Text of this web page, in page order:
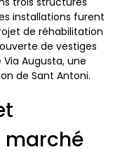
installations furent
de réhabilitation
de vestiges
Augusta, une
de Sant Antoni.
marché